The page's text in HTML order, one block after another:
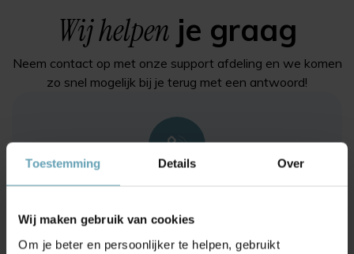
Toestemming Details Over
Wij maken gebruik van cookies
Om je beter en persoonlijker te helpen, gebruikt
Wij helpen je graag
Neem contact op met onze support afdeling en we komen
zo snel mogelijk bij je terug met een antwoord!